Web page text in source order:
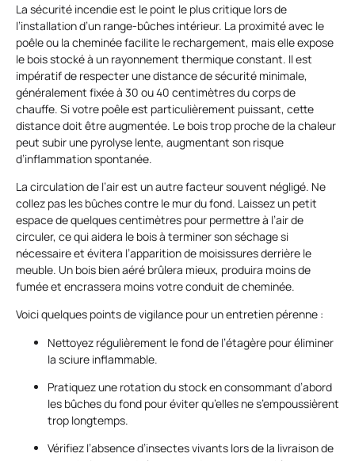
La sécurité incendie est le point le plus critique lors de
l’installation d’un range-bûches intérieur. La proximité avec le
poêle ou la cheminée facilite le rechargement, mais elle expose
le bois stocké à un rayonnement thermique constant. Il est
impératif de respecter une distance de sécurité minimale,
généralement fixée à 30 ou 40 centimètres du corps de
chauffe. Si votre poêle est particulièrement puissant, cette
distance doit être augmentée. Le bois trop proche de la chaleur
peut subir une pyrolyse lente, augmentant son risque
d’inflammation spontanée.
La circulation de l’air est un autre facteur souvent négligé. Ne
collez pas les bûches contre le mur du fond. Laissez un petit
espace de quelques centimètres pour permettre à l’air de
circuler, ce qui aidera le bois à terminer son séchage si
nécessaire et évitera l’apparition de moisissures derrière le
meuble. Un bois bien aéré brûlera mieux, produira moins de
fumée et encrassera moins votre conduit de cheminée.
Voici quelques points de vigilance pour un entretien pérenne :
Nettoyez régulièrement le fond de l’étagère pour éliminer
la sciure inflammable.
Pratiquez une rotation du stock en consommant d’abord
les bûches du fond pour éviter qu’elles ne s’empoussièrent
trop longtemps.
Vérifiez l’absence d’insectes vivants lors de la livraison de